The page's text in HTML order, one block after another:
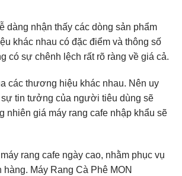
dàng nhận thấy các dòng sản phẩm
khác nhau có đặc điểm và thông số
có sự chênh lệch rất rõ ràng về giá cả.
các thương hiệu khác nhau. Nên uy
tin tưởng của người tiêu dùng sẽ
nhiên giá máy rang cafe nhập khẩu sẽ
rang cafe ngày cao, nhằm phục vụ
hàng. Máy Rang Cà Phê MON